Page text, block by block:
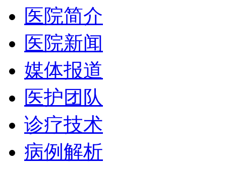
医院简介
医院新闻
媒体报道
医护团队
诊疗技术
病例解析